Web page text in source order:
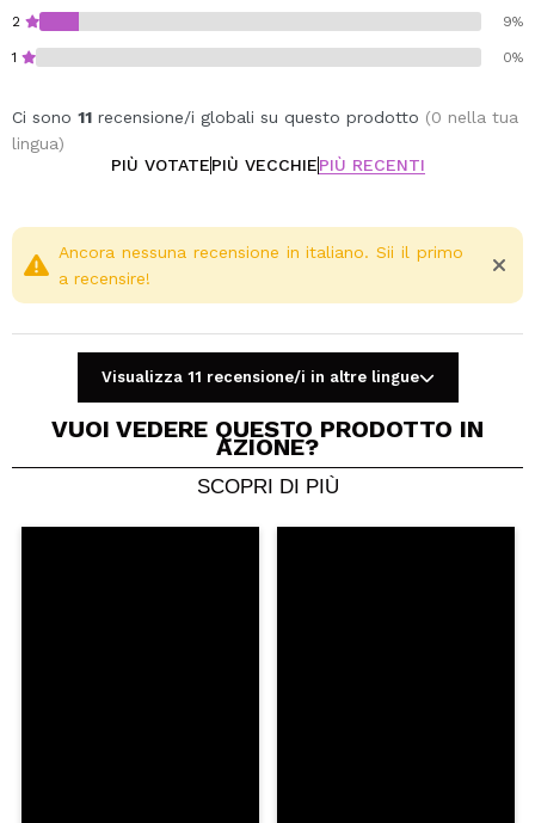
2 9%
1 0%
Ci sono 11 recensione/i globali su questo prodotto (0 nella tua
lingua)
PIÙ VOTATEPIÙ VECCHIEPIÙ RECENTI
Condividi un video o una foto
Il tuo video potrebbe essere il primo. Immaginalo...
Ancora nessuna recensione in italiano. Sii il primo
a recensire!
Visualizza 11 recensione/i in altre lingue
VUOI VEDERE QUESTO PRODOTTO IN
AZIONE?
SCOPRI DI PIÙ